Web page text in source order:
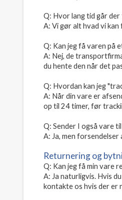
Q: Hvor lang tid går
A: Vi gør alt hvad vi
Q: Kan jeg få varen på
A: Nej, de
du hente den når det
Q: Hvordan kan jeg
A: Når din vare er
op til 24 timer, før
Q: Sender I også vare
A: Ja, men
Returnering og
Q: Kan jeg få min vare
A: Ja naturligvis. Hvis
kontakte os hvis der er